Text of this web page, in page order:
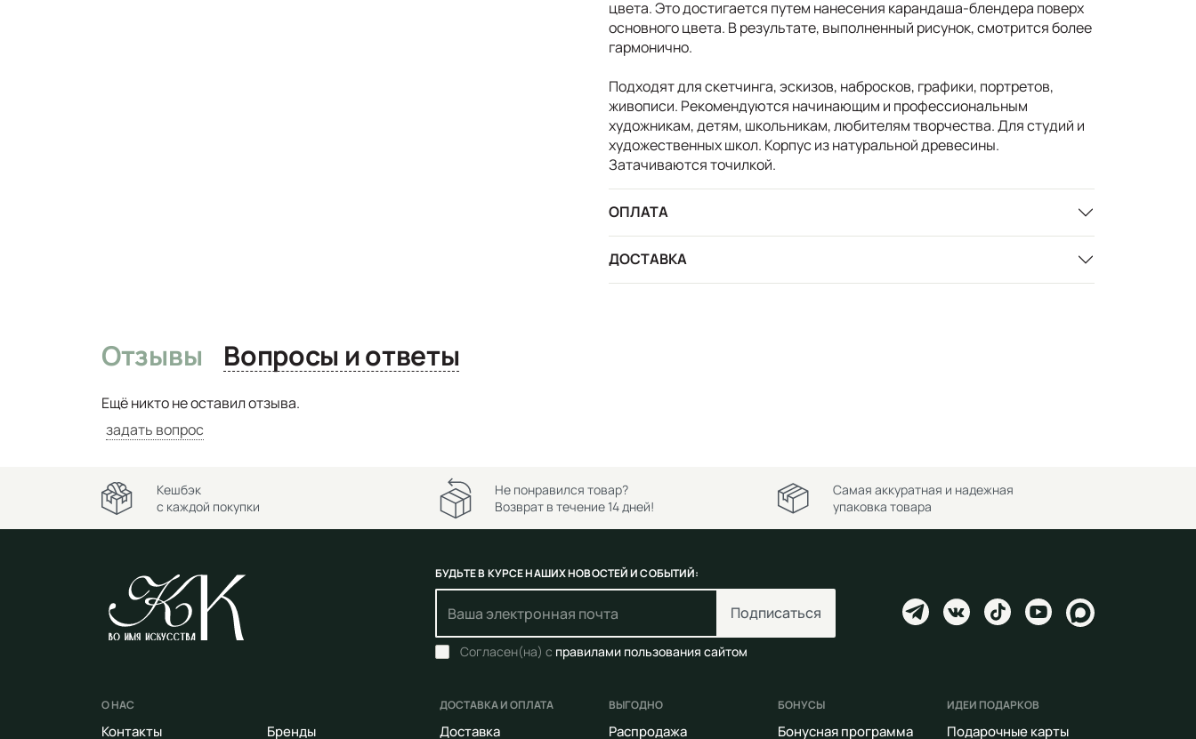
цвета. Это достигается путем нанесения карандаша-блендера поверх
основного цвета. В результате, выполненный рисунок, смотрится более
гармонично.
Подходят для скетчинга, эскизов, набросков, графики, портретов,
живописи. Рекомендуются начинающим и профессиональным
художникам, детям, школьникам, любителям творчества. Для студий и
художественных школ. Корпус из натуральной древесины.
Затачиваются точилкой.
ОПЛАТА
ДОСТАВКА
Отзывы Вопросы и ответы
Ещё никто не оставил отзыва.
задать вопрос
Кешбэк
с каждой покупки
Не понравился товар?
Возврат в течение 14 дней!
Самая аккуратная и надежная
упаковка товара
БУДЬТЕ В КУРСЕ НАШИХ НОВОСТЕЙ И СОБЫТИЙ:
Подписаться
Согласен(на) с правилами пользования сайтом
О НАС
Контакты Бренды
ДОСТАВКА И ОПЛАТА
Доставка
ВЫГОДНО
Распродажа
БОНУСЫ
Бонусная программа
ИДЕИ ПОДАРКОВ
Подарочные карты